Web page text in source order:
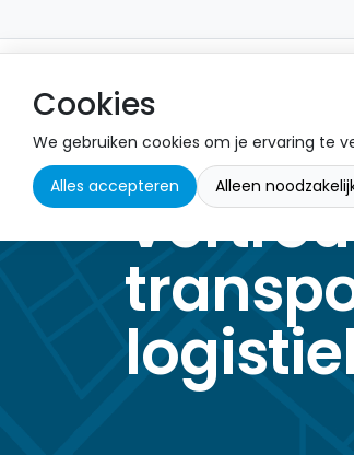
Cookies
We gebruiken cookies om je ervaring te
Alles accepteren
Alleen